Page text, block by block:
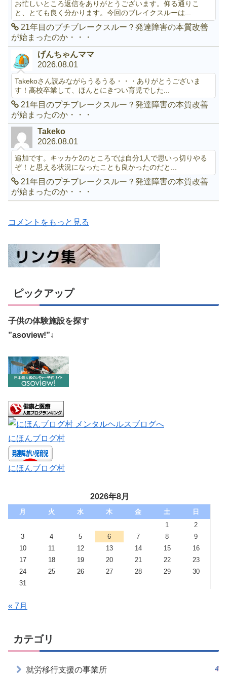
お忙しいところ返信をありがとうございます。仰る通りこ
と、とても良く分かります。今回のブレイクスルーは...
21年目のプチブレークスルー？発達障害の本質改善
が始まったのか・・・
げんちゃんママ
2026.08.01
Takekoさん読みながらうるうる・・・ありがとうございま
す！高校卒業して、ほんとにきつい育児でした...
21年目のプチブレークスルー？発達障害の本質改善
が始まったのか・・・
Takeko
2026.08.01
追加です。キッカケ2のところでは自分1人で思いっ切りやる
ぞ！と思える状況になったことも良かったのだと...
21年目のプチブレークスルー？発達障害の本質改善
が始まったのか・・・
コメントをもっと見る
ピックアップ
子供の体験施設を探す
”asoview!”↓
にほんブログ村
にほんブログ村
2026年8月
月 火 水 木 金 土
日
1
2
3
4 5 6 7 8
9
10
11 12 13 14 15
16
17
18 19 20 21 22
23
24
25 26 27 28 29
30
31
« 7月
カテゴリ
就労移行支援の事業所 4